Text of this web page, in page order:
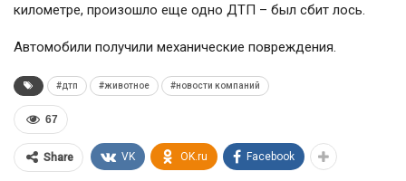
километре, произошло еще одно ДТП – был сбит лось.
Автомобили получили механические повреждения.
#дтп #животное #новости компаний
67
Share VK OK.ru Facebook